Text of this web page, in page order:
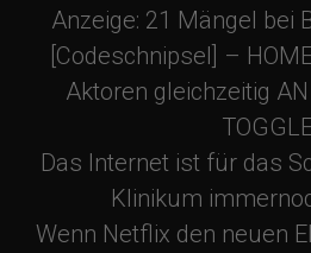
Anzeige: 21 Mängel bei
[Codeschnipsel] –
Aktoren gleichzeitig
Das Internet ist für das
Klinikum
Wenn Netflix den neuen